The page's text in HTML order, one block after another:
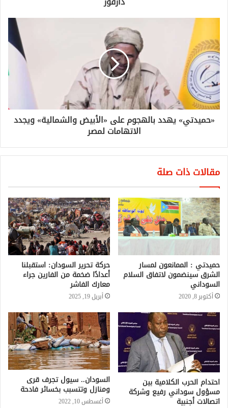
«حميدتي» يهدد بالهجوم على «الأبيض والشمالية» ويجدد
الاتهامات لمصر
مقالات ذات صلة
حميدتي : الممانعون لمسار
الشرق سينضمون لاتفاق السلام
السوداني
أكتوبر 8, 2020
حركة تحرير السودان: استقبلنا
أعدادًا ضخمة من الفارين جراء
معارك الفاشر
أبريل 19, 2025
احتدام الحرب الكلامية بين
مسؤول سوداني رفيع وشركة
اتصالات أجنبية
السودان.. سيول تجرف قرى
ومنازل وتتسبب بخسائر فادحة
أغسطس 10, 2022